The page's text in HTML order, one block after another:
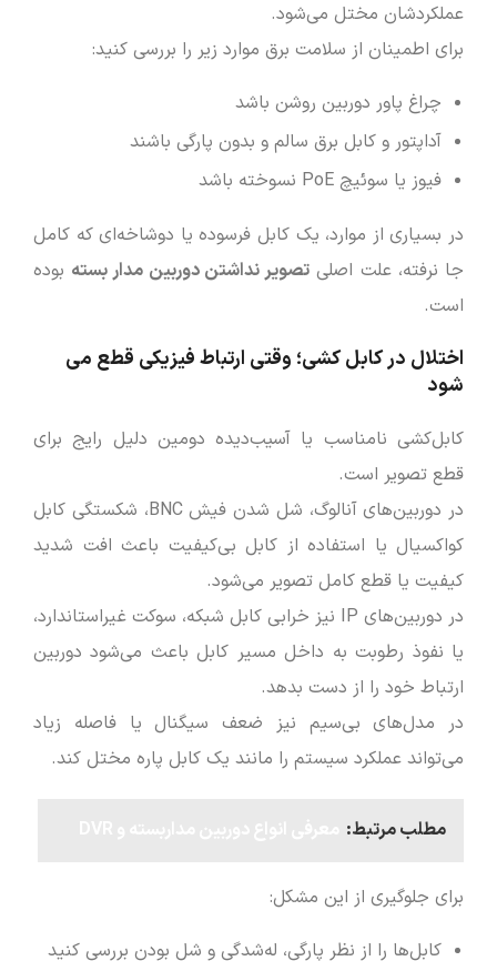
عملکردشان مختل می‌شود.
برای اطمینان از سلامت برق موارد زیر را بررسی کنید:
چراغ پاور دوربین روشن باشد
آداپتور و کابل برق سالم و بدون پارگی باشند
فیوز یا سوئیچ PoE نسوخته باشد
در بسیاری از موارد، یک کابل فرسوده یا دوشاخه‌ای که کامل
جا نرفته، علت اصلی تصویر نداشتن دوربین مدار بسته بوده
است.
اختلال در کابل ‌کشی؛ وقتی ارتباط فیزیکی قطع می
‌شود
کابل‌کشی نامناسب یا آسیب‌دیده دومین دلیل رایج برای
قطع تصویر است.
در دوربین‌های آنالوگ، شل شدن فیش BNC، شکستگی کابل
کواکسیال یا استفاده از کابل بی‌کیفیت باعث افت شدید
کیفیت یا قطع کامل تصویر می‌شود.
در دوربین‌های IP نیز خرابی کابل شبکه، سوکت غیراستاندارد،
یا نفوذ رطوبت به داخل مسیر کابل باعث می‌شود دوربین
ارتباط خود را از دست بدهد.
در مدل‌های بی‌سیم نیز ضعف سیگنال یا فاصله زیاد
می‌تواند عملکرد سیستم را مانند یک کابل پاره مختل کند.
مطلب مرتبط:
برای جلوگیری از این مشکل:
کابل‌ها را از نظر پارگی، له‌شدگی و شل بودن بررسی کنید